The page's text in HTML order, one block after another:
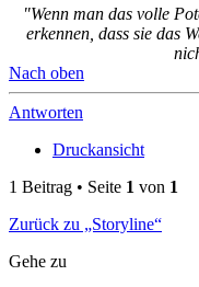
"Wenn man das volle
erkennen, dass sie das
Nach oben
Antworten
Druckansicht
1 Beitrag • Seite 1 von 1
Zurück zu „Storyline“
Gehe zu